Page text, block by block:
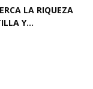
LA RIQUEZA
Y...